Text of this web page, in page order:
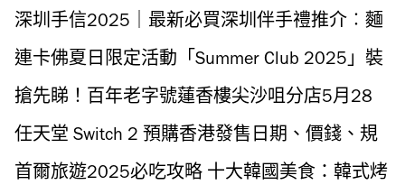
價、利物浦阿仙奴熱刺 AC 米蘭香港比賽陣容、
購票連結、座位表、訓練日期
深圳手信2025｜最新必買深圳伴手禮推介︰麵
包界天花板／瑞士勞斯萊斯／爆餡芋泥蛋糕／
愛瑪仕級朱古力
連卡佛夏日限定活動「Summer Club 2025」裝
飾專屬 Stanley 水杯、電動水槍挑戰贏獎品、
Anya Life 限定店
搶先睇！百年老字號蓮香樓尖沙咀分店5月28
開幕 24小時通宵營業
任天堂 Switch 2 預購香港發售日期、價錢、規
格、遊戲
首爾旅遊2025必吃攻略 十大韓國美食：韓式烤